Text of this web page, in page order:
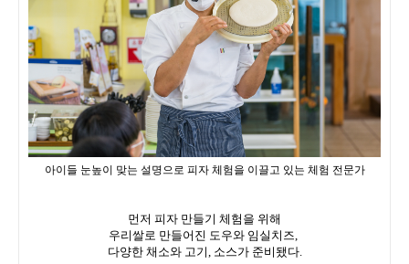
아이들 눈높이 맞는 설명으로 피자 체험을 이끌고 있는 체험 전문가
먼저 피자 만들기 체험을 위해
우리쌀로 만들어진 도우와 임실치즈,
다양한 채소와 고기, 소스가 준비됐다.